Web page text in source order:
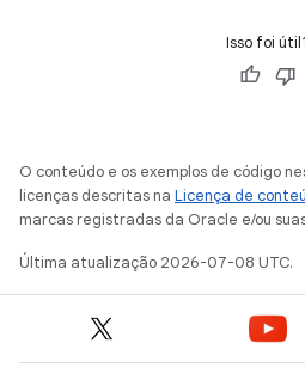
Isso foi
O conteúdo e os exemplos de código
licenças descritas na Licença de
marcas registradas da Oracle e/ou
Última atualização 2026-07-08 UTC.